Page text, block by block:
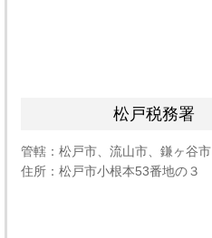
松戸税務署
管轄：松戸市、流山市、鎌ヶ谷市
住所：松戸市小根本53番地の３